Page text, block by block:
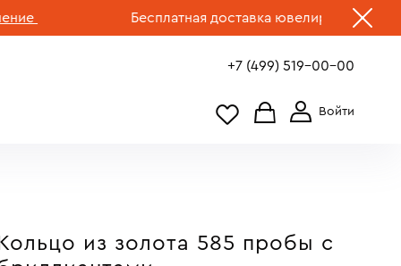
Бесплатная доставка ювелирных изделий
+7 (499) 519-00-00
Кольцо из золота 585 пробы с